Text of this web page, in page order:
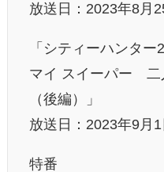
放送日：2023年8月
「シティーハンタ
マイ スイーパー 二
（後編）」
放送日：2023年9月1
特番